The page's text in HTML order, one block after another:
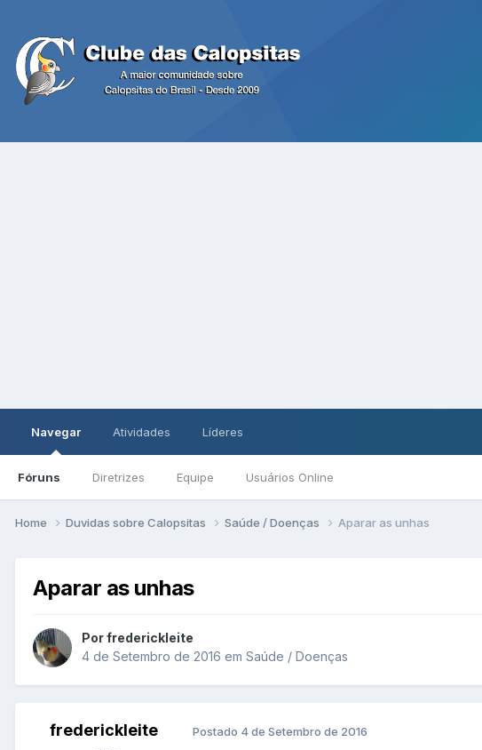
Navegar
Fóruns Diretrizes Equipe Usuários Online
Atividades Líderes
Home Duvidas sobre Calopsitas Saúde / Doenças Aparar as unhas
Aparar as unhas
Por frederickleite
4 de Setembro de 2016 em Saúde / Doenças
frederickleite Postado 4 de Setembro de 2016